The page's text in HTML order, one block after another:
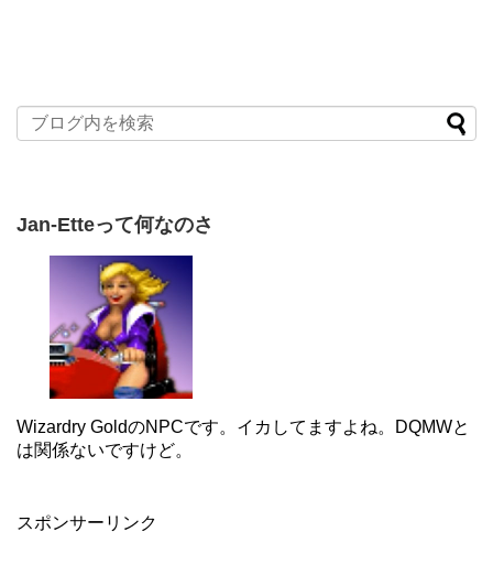
Jan-Etteって何なのさ
Wizardry GoldのNPCです。イカしてますよね。DQMWと
は関係ないですけど。
スポンサーリンク